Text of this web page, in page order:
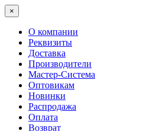
×
О компании
Реквизиты
Доставка
Производители
Мастер-Система
Оптовикам
Новинки
Распродажа
Оплата
Возврат